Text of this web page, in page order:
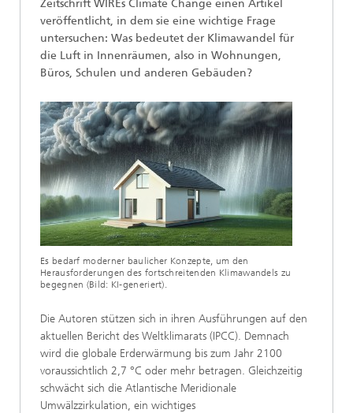
Zeitschrift WIREs Climate Change einen Artikel
veröffentlicht, in dem sie eine wichtige Frage
untersuchen: Was bedeutet der Klimawandel für
die Luft in Innenräumen, also in Wohnungen,
Büros, Schulen und anderen Gebäuden?
Es bedarf moderner baulicher Konzepte, um den
Herausforderungen des fortschreitenden Klimawandels zu
begegnen (Bild: KI-generiert).
Die Autoren stützen sich in ihren Ausführungen auf den
aktuellen Bericht des Weltklimarats (IPCC). Demnach
wird die globale Erderwärmung bis zum Jahr 2100
voraussichtlich 2,7 °C oder mehr betragen. Gleichzeitig
schwächt sich die Atlantische Meridionale
Umwälzzirkulation, ein wichtiges